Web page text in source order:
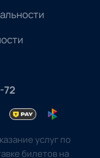
72
услуг по
билетов на